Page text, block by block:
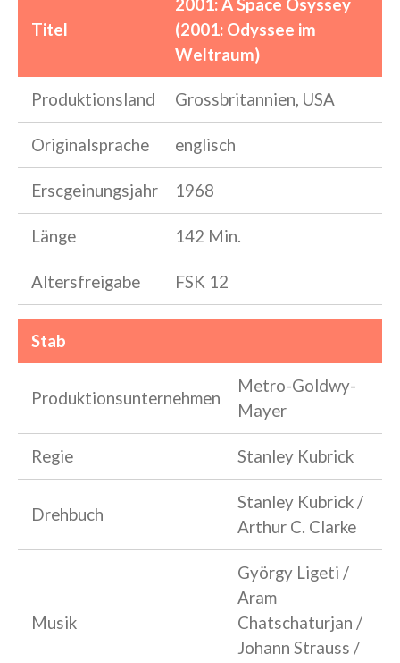
Titel
2001: A Space Osyssey
(2001: Odyssee im
Weltraum)
Produktionsland Grossbritannien, USA
Originalsprache englisch
Erscgeinungsjahr 1968
Länge 142 Min.
Altersfreigabe FSK 12
Stab
Produktionsunternehmen
Metro-Goldwy-
Mayer
Regie Stanley Kubrick
Drehbuch
Stanley Kubrick /
Arthur C. Clarke
Musik
György Ligeti /
Aram
Chatschaturjan /
Johann Strauss /